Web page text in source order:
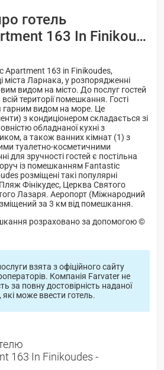
готель
163 In Finikoudes -
Apartment 163 in Finikoudes,
міста Ларнака, у розпорядженні
видом на місто. До послуг гостей
території помешкання. Гості
видом на море. Це
з кондиціонером складається зі
обладнаної кухні з
а також ванних кімнат (1) з
туалетно-косметичними
для зручності гостей є постільна
із помешканням Fantastic
розміщені такі популярні
Фінікудес, Церква Святого
Лазаря. Аеропорт (Міжнародний
за 3 км від помешкання.
розраховано за допомогою ©
взята з офіційного сайту
Компанія Farvater не
за повну достовірність наданої
які може ввести готель.
163 In Finikoudes -